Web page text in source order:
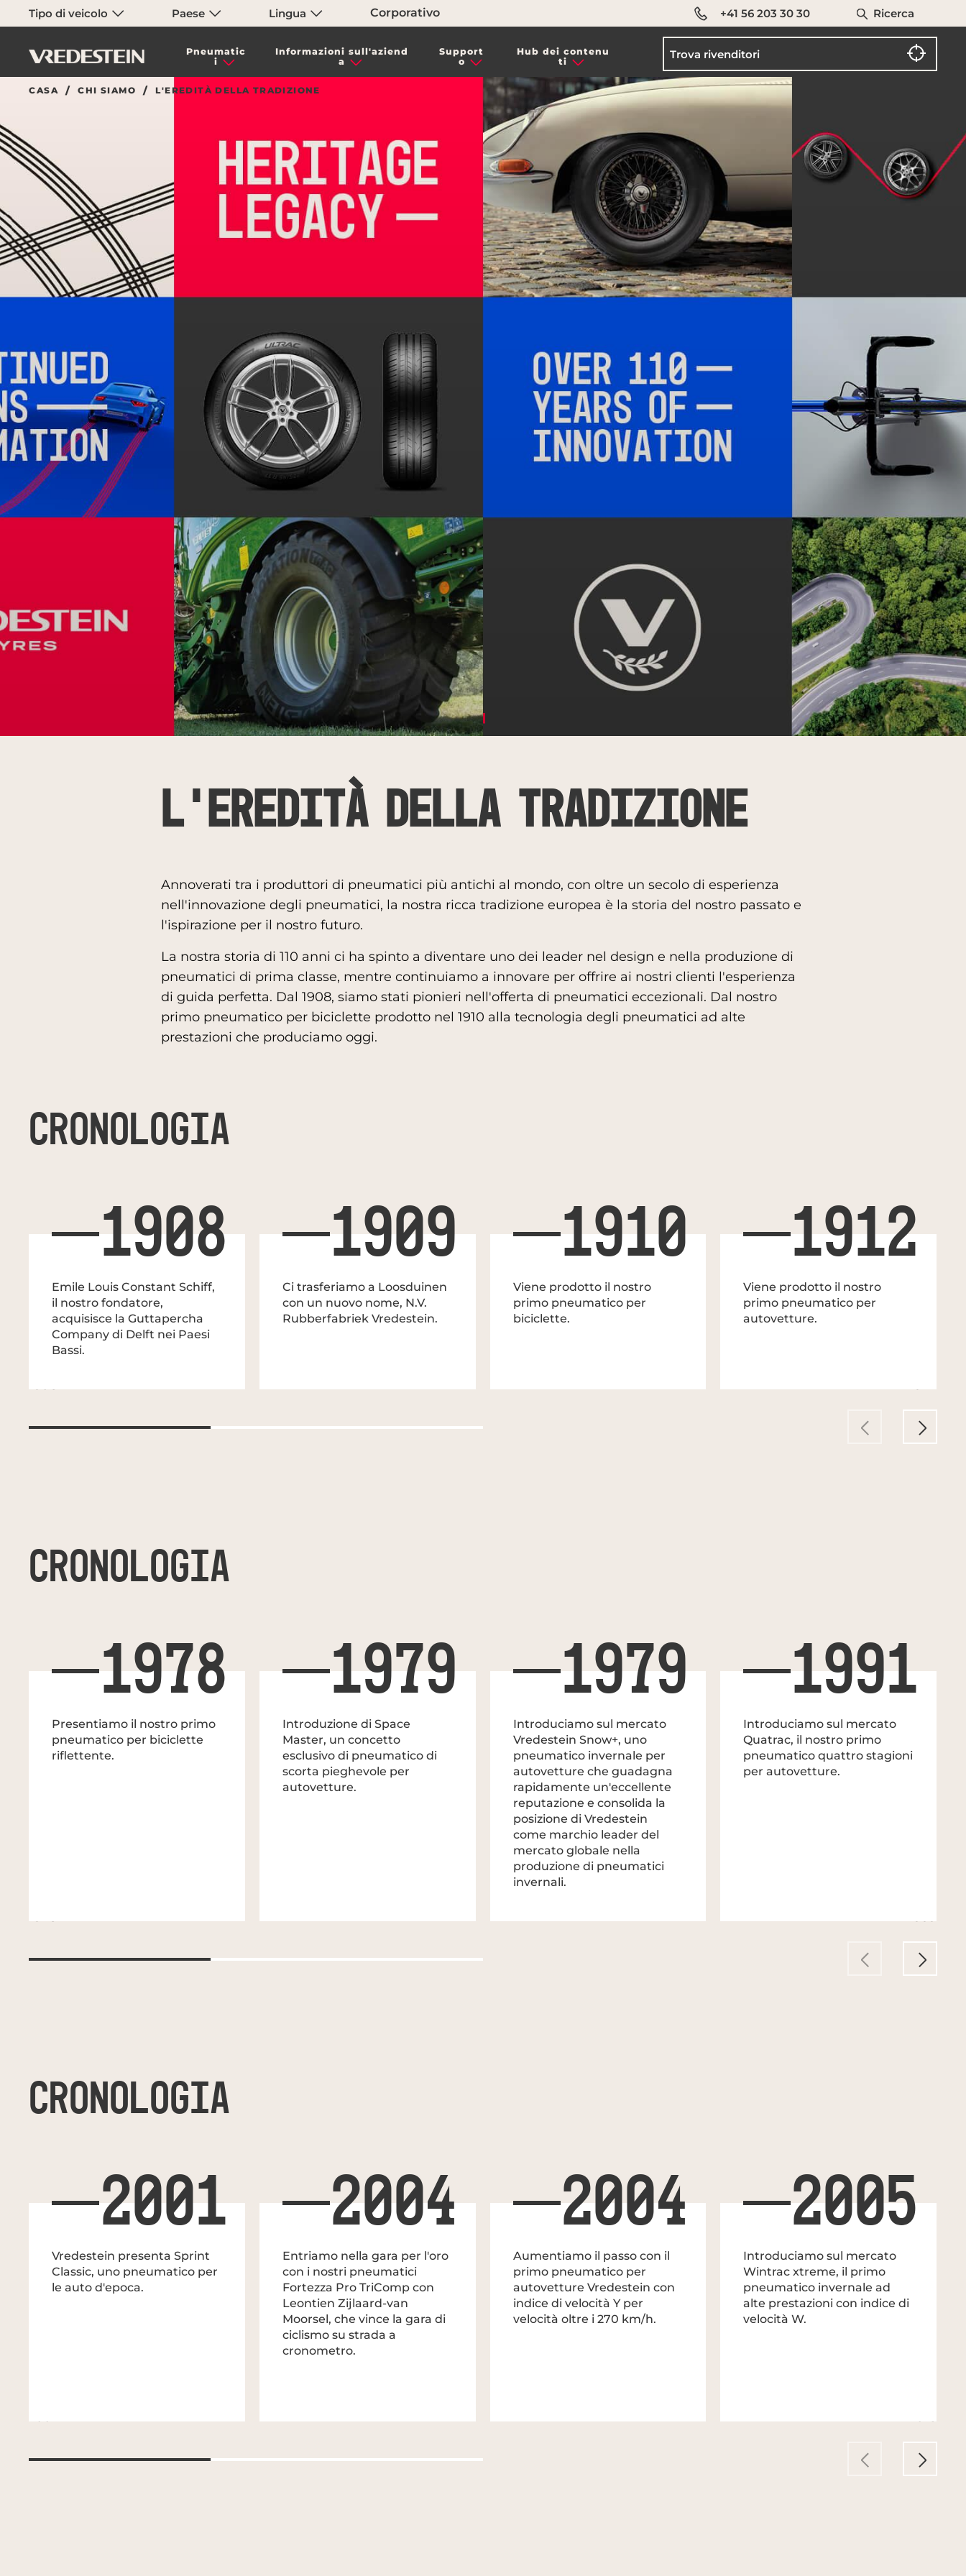
Tipo di veicolo Paese Lingua Corporativo +41 56 203 30 30 Ricerca
Pneumatic
i
Informazioni sull'aziend
a
Support
o
Hub dei contenu
ti
CASA CHI SIAMO L'EREDITÀ DELLA TRADIZIONE
L'eredità della tradizione
Annoverati tra i produttori di pneumatici più antichi al mondo, con oltre un secolo di esperienza
nell'innovazione degli pneumatici, la nostra ricca tradizione europea è la storia del nostro passato e
l'ispirazione per il nostro futuro.
La nostra storia di 110 anni ci ha spinto a diventare uno dei leader nel design e nella produzione di
pneumatici di prima classe, mentre continuiamo a innovare per offrire ai nostri clienti l'esperienza
di guida perfetta. Dal 1908, siamo stati pionieri nell'offerta di pneumatici eccezionali. Dal nostro
primo pneumatico per biciclette prodotto nel 1910 alla tecnologia degli pneumatici ad alte
prestazioni che produciamo oggi.
CRONOLOGIA
1908
Emile Louis Constant Schiff,
il nostro fondatore,
acquisisce la Guttapercha
Company di Delft nei Paesi
Bassi.
1909
Ci trasferiamo a Loosduinen
con un nuovo nome, N.V.
Rubberfabriek Vredestein.
1910
Viene prodotto il nostro
primo pneumatico per
biciclette.
1912
Viene prodotto il nostro
primo pneumatico per
autovetture.
CRONOLOGIA
1978
Presentiamo il nostro primo
pneumatico per biciclette
riflettente.
1979
Introduzione di Space
Master, un concetto
esclusivo di pneumatico di
scorta pieghevole per
autovetture.
1979
Introduciamo sul mercato
Vredestein Snow+, uno
pneumatico invernale per
autovetture che guadagna
rapidamente un'eccellente
reputazione e consolida la
posizione di Vredestein
come marchio leader del
mercato globale nella
produzione di pneumatici
invernali.
1991
Introduciamo sul mercato
Quatrac, il nostro primo
pneumatico quattro stagioni
per autovetture.
CRONOLOGIA
2001
Vredestein presenta Sprint
Classic, uno pneumatico per
le auto d'epoca.
2004
Entriamo nella gara per l'oro
con i nostri pneumatici
Fortezza Pro TriComp con
Leontien Zijlaard-van
Moorsel, che vince la gara di
ciclismo su strada a
cronometro.
2004
Aumentiamo il passo con il
primo pneumatico per
autovetture Vredestein con
indice di velocità Y per
velocità oltre i 270 km/h.
2005
Introduciamo sul mercato
Wintrac xtreme, il primo
pneumatico invernale ad
alte prestazioni con indice di
velocità W.